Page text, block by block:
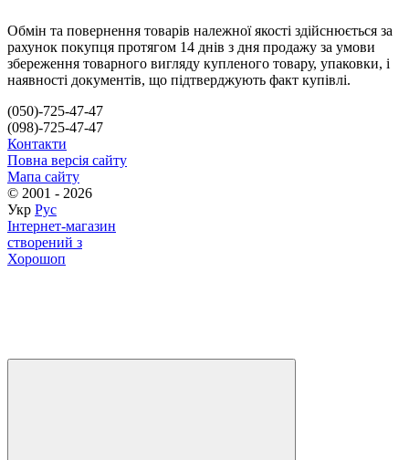
Обмін та повернення товарів належної якості здійснюється за
рахунок покупця протягом 14 днів з дня продажу за умови
збереження товарного вигляду купленого товару, упаковки, і
наявності документів, що підтверджують факт купівлі.
(050)-725-47-47
(098)-725-47-47
Контакти
Повна версія сайту
Мапа сайту
© 2001 - 2026
Укр Рус
Інтернет-магазин
створений з
Хорошоп